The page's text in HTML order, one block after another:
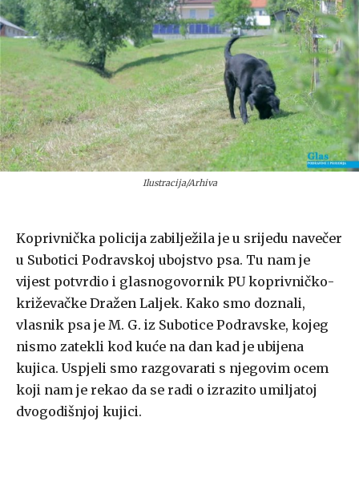
Ilustracija/Arhiva
Koprivnička policija zabilježila je u srijedu navečer
u Subotici Podravskoj ubojstvo psa. Tu nam je
vijest potvrdio i glasnogovornik PU koprivničko-
križevačke Dražen Laljek. Kako smo doznali,
vlasnik psa je M. G. iz Subotice Podravske, kojeg
nismo zatekli kod kuće na dan kad je ubijena
kujica. Uspjeli smo razgovarati s njegovim ocem
koji nam je rekao da se radi o izrazito umiljatoj
dvogodišnjoj kujici.